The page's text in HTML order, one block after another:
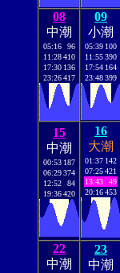
08
中潮
05:16
96
11:28410
17:30 136
23:26417
09
小潮
05:39 100
11:55390
17:54 164
23:48399
15
中潮
00:53 187
06:29374
12:52
84
19:36420
16
大潮
01:37 142
07:25421
13:43
49
20:16453
22
中潮
23
中潮